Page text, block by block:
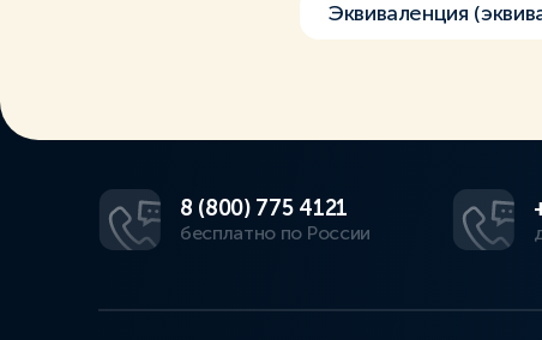
Эквиваленция
8 (800) 775 4121
бесплатно по России